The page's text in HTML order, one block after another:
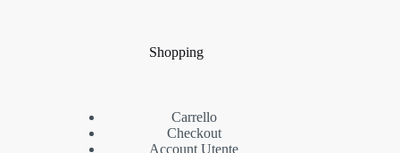
Shopping
Carrello
Checkout
Account Utente